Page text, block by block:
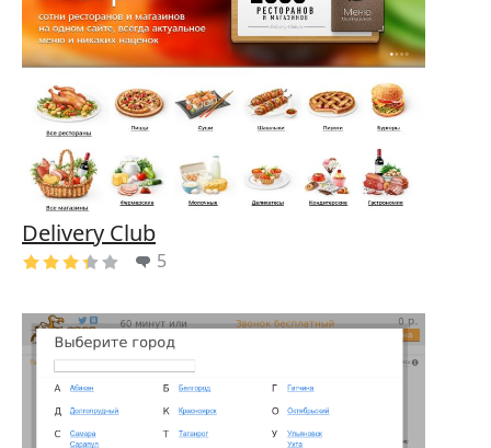
Delivery Club
5